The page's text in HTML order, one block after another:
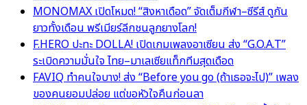
MONOMAX เปิดโหมด! “สิงหาเดือด” จัดเต็มกีฬา–ซีรีส์ ดูกัน
ยาวทั้งเดือน พรีเมียร์ลีกชนลูกยางโลก!
F.HERO ปะทะ DOLLA! เปิดเกมเพลงอาเซียน ส่ง “G.O.A.T”
ระเบิดความมั่นใจ ไทย–มาเลเซียแท็กทีมสุดเดือด
FAVIQ ทำคนใจบาง! ส่ง “Before you go (ถ้าเธอจะไป)” เพลง
ของคนยอมปล่อย แต่ขอหัวใจคืนก่อนลา